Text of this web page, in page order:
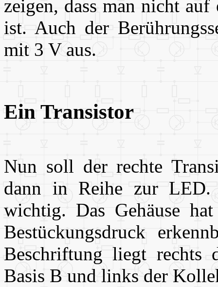
zeigen, dass man nicht
ist. Auch der
mit 3 V aus.
Ein Transistor
Nun soll der rechte
dann in Reihe zur
wichtig. Das Gehäuse
Bestückungsdruck
Beschriftung liegt
Basis B und links der